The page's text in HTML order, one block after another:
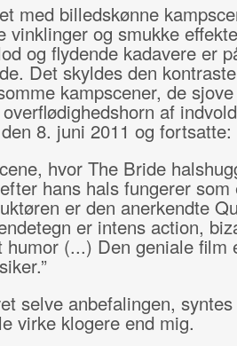
med billedskønne
vinklinger og smukke
og flydende kadavere er
Det skyldes den
kampscener, de sjove
af
8. juni 2011 og fortsatte:
hvor The Bride
hans hals fungerer som
er den anerkendte
er intens action,
humor (...) Den geniale film
selve anbefalingen,
virke klogere end mig.